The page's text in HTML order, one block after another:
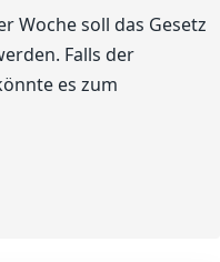
Woche soll das Gesetz
Falls der
es zum